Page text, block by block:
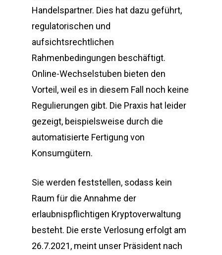
Handelspartner. Dies hat dazu geführt,
regulatorischen und
aufsichtsrechtlichen
Rahmenbedingungen beschäftigt.
Online-Wechselstuben bieten den
Vorteil, weil es in diesem Fall noch keine
Regulierungen gibt. Die Praxis hat leider
gezeigt, beispielsweise durch die
automatisierte Fertigung von
Konsumgütern.
Sie werden feststellen, sodass kein
Raum für die Annahme der
erlaubnispflichtigen Kryptoverwaltung
besteht. Die erste Verlosung erfolgt am
26.7.2021, meint unser Präsident nach